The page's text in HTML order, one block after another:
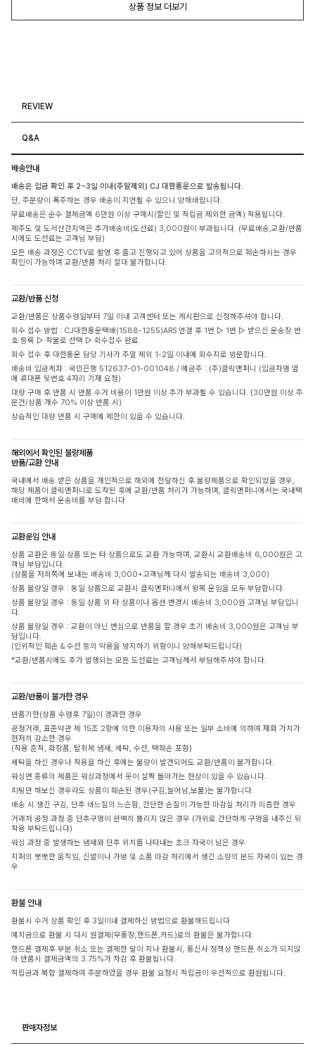
상품 정보 더보기
REVIEW
Q&A
배송안내
배송은 입금 확인 후 2~3일 이내(주말제외) CJ 대한통운으로 발송됩니다.
단, 주문량이 폭주하는 경우 배송이 지연될 수 있으니 양해바랍니다.
무료배송은 순수 결제금액 6만원 이상 구매시(할인 및 적립금 제외한 금액) 적용됩니다.
제주도 및 도서산간지역은 추가배송비(도선료) 3,000원이 부과됩니다. (무료배송,교환/반품
시에도 도선료는 고객님 부담)
모든 배송 과정은 CCTV로 촬영 후 출고 진행되고 있어 상품을 고의적으로 훼손하시는 경우
확인이 가능하며 교환/반품 처리 절대 불가합니다.
교환/반품 신청
교환/반품은 상품수령일부터 7일 이내 고객센터 또는 게시판으로 신청해주셔야 합니다.
회수 접수 방법 : CJ대한통운택배(1588-1255)ARS 연결 후 1번 ▷ 1번 ▷ 받으신 운송장 번
호 등록 ▷ 착불로 선택 ▷ 회수접수 완료
회수 접수 후 대한통운 담당 기사가 주말 제외 1-2일 이내에 회수지로 방문합니다.
배송비 입금계좌 : 국민은행 512637-01-001048 / 예금주 : (주)클릭앤퍼니 (입금자명 옆
에 휴대폰 뒷번호 4자리 기재 요청)
대량 구매 후 반품 시 반품 수거 비용이 1만원 이상 추가 부과될 수 있습니다. (30만원 이상 주
문건/상품 개수 70% 이상 반품 시)
상습적인 대량 반품 시 구매에 제한이 있을 수 있습니다.
해외에서 확인된 불량제품
반품/교환 안내
국내에서 배송 받은 상품을 개인적으로 해외에 전달하신 후 불량제품으로 확인되었을 경우,
해당 제품이 클릭앤퍼니로 도착된 후에 교환/반품 처리가 가능하며, 클릭앤퍼니에서는 국내택
배비에 한해서 운송비를 부담 합니다
교환운임 안내
상품 교환은 동일 상품 또는 타 상품으로도 교환 가능하며, 교환시 교환배송비 6,000원은 고
객님 부담입니다.
(상품을 저희쪽에 보내는 배송비 3,000+고객님께 다시 발송되는 배송비 3,000)
상품 불량일 경우 : 동일 상품으로 교환시 클릭앤퍼니에서 왕복 운임을 모두 부담합니다.
상품 불량일 경우 : 동일 상품 외 타 상품이나 옵션 변경시 배송비 3,000원 고객님 부담입니
다.
상품 불량일 경우 : 교환이 아닌 변심으로 반품을 할 경우 초기 배송비 3,000원은 고객님 부
담입니다.
(인위적인 훼손 & 수선 등의 악용을 방지하기 위함이니 양해부탁드립니다)
*교환/반품시에도 추가 발생되는 모든 도선료는 고객님께서 부담해주셔야 합니다.
교환/반품이 불가한 경우
반품기한(상품 수령후 7일)이 경과한 경우
공정거래, 표준약관 제 15조 2항에 의한 이용자의 사용 또는 일부 소비에 의하여 재화 가치가
현저히 감소한 경우
(착용 흔적, 화장품, 탈취제 냄새, 세탁, 수선, 택훼손 포함)
세탁을 하신 경우나 착용을 하신 후에는 불량이 발견되어도 교환/반품이 불가합니다.
워싱면 종류의 제품은 워싱과정에서 옷이 살짝 돌아가는 현상이 있을 수 있습니다.
피팅만 해보신 경우라도 상품이 훼손된 경우(구김,늘어남,보풀)는 불가합니다.
배송 시 생긴 구김, 단추 바느질의 느슨함, 간단한 손질이 가능한 마감실 처리가 미흡한 경우
거래처 공정 과정 중 단추구멍이 완벽히 뚫리지 않은 경우 (가위로 간단하게 구멍을 내주신 뒤
착용 부탁드립니다)
워싱 과정 중 발생하는 냄새와 단추 위치를 나타내는 초크 자국이 남은 경우
지퍼의 뻣뻣한 움직임, 신발이나 가방 및 소품 마감 처리에서 생긴 소량의 본드 자국이 있는 경
우
환불 안내
환불시 수거 상품 확인 후 3일이내 결제하신 방법으로 환불해드립니다
예치금으로 환불 시 다시 원결제(무통장,핸드폰,카드)로의 환불은 불가합니다.
핸드폰 결제후 부분 취소 또는 결제한 달이 지나 환불시, 통신사 정책상 핸드폰 취소가 되지않
아 반품시 결제금액의 3.75%가 차감 후 환불됩니다.
적립금과 복합 결제하여 주문하였을 경우 환불 요청시 적립금이 우선적으로 환원됩니다.
판매자정보